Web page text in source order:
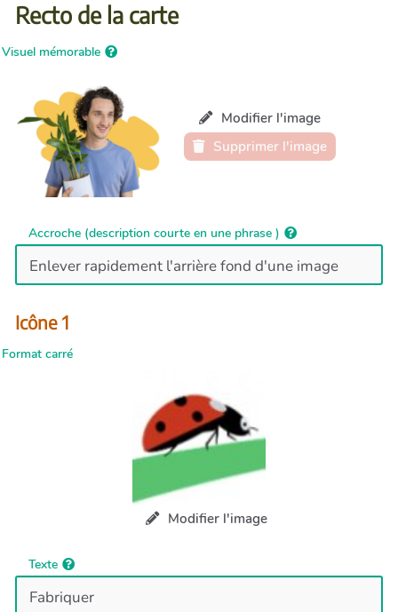
Recto de la carte
Visuel mémorable
Modifier l'image
Supprimer l'image
Accroche (description courte en une phrase )
Icône 1
Format carré
Modifier l'image
Texte